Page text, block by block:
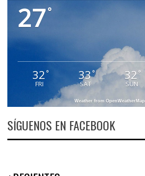
27°
32°
FRI
33°
SAT
32 °
SUN
Weather from OpenWeatherMap
SÍGUENOS EN FACEBOOK